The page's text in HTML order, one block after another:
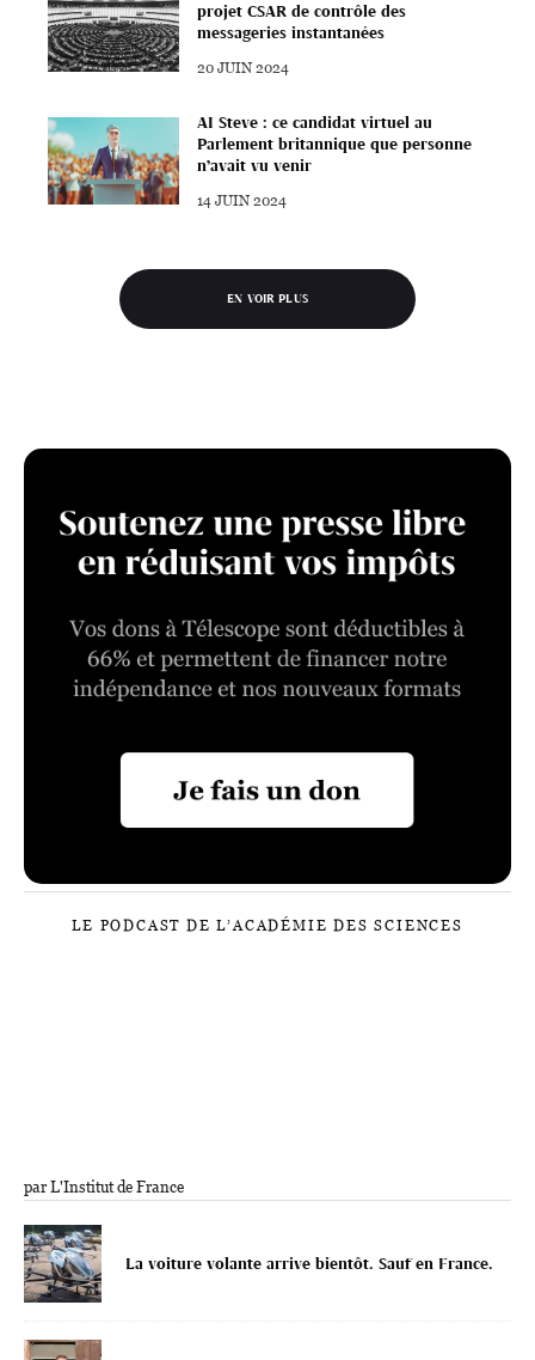
projet CSAR de contrôle des
messageries instantanées
20 JUIN 2024
AI Steve : ce candidat virtuel au
Parlement britannique que personne
n’avait vu venir
14 JUIN 2024
EN VOIR PLUS
LE PODCAST DE L’ACADÉMIE DES SCIENCES
par L'Institut de France
La voiture volante arrive bientôt. Sauf en France.